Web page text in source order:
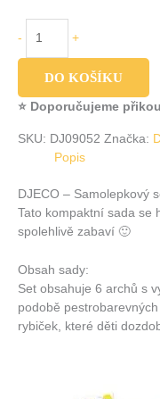
- +
DO KOŠÍKU
⭐ Doporučujeme
SKU: DJ09052 Značka:
Popis
DJECO – Samolepkový
Tato kompaktní sada se
spolehlivě zabaví 🙂
Obsah sady:
Set obsahuje 6 archů s
podobě
rybiček, které děti